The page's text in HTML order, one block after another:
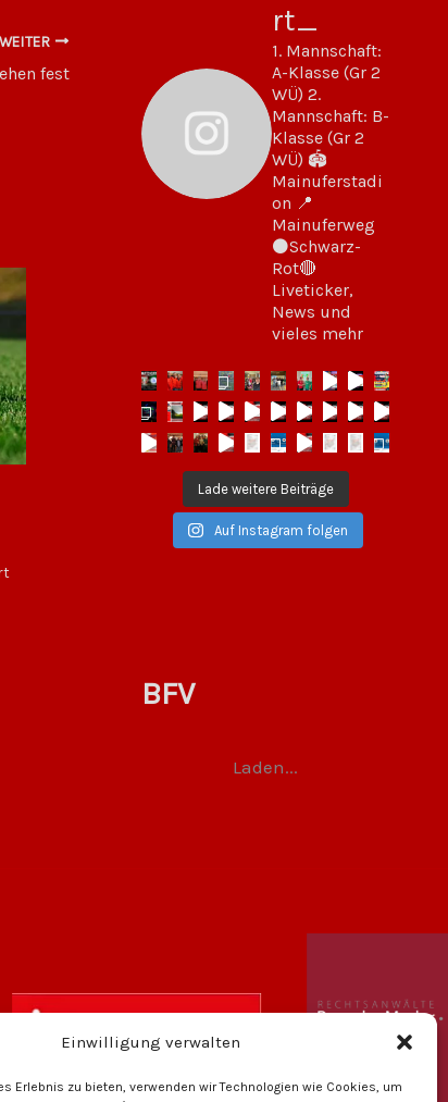
Einwilligung verwalten
Erlebnis zu bieten, verwenden wir Technologien wie Cookies, um
WEITER
fest
rt_
1. Mannschaft:
A-Klasse (Gr 2
WÜ) 2.
Mannschaft: B-
Klasse (Gr 2
WÜ) 🏟
Mainuferstadi
on 📍
Mainuferweg
⚫️Schwarz-
Rot🔴
Liveticker,
News und
vieles mehr
Lade weitere Beiträge
Auf Instagram folgen
BFV
Laden...